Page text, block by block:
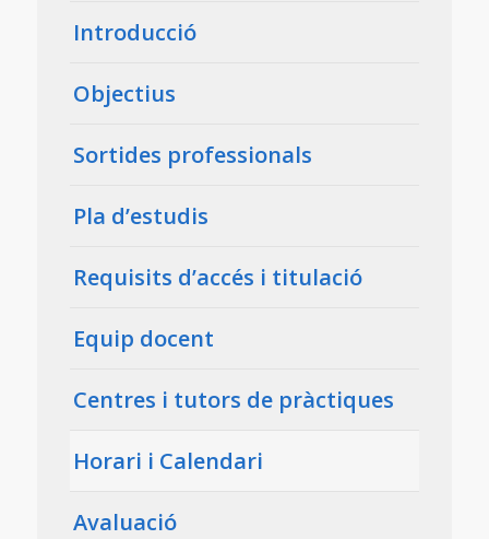
Introducció
Objectius
Sortides professionals
Pla d’estudis
Requisits d’accés i titulació
Equip docent
Centres i tutors de pràctiques
Horari i Calendari
Avaluació